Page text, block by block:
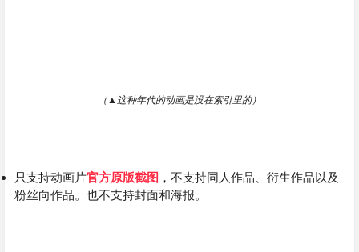
（▲ 这种年代的动画是没在索引里的）
只支持动画片官方原版截图 ，不支持同人作品、衍生作品以及
粉丝向作品。也不支持封面和海报。